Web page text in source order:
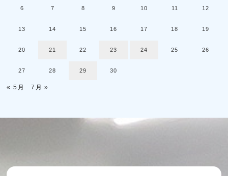
6 7 8 9 10 11 12
13 14 15 16 17 18 19
20 21 22 23 24 25 26
27 28 29 30
« 5月 7月 »